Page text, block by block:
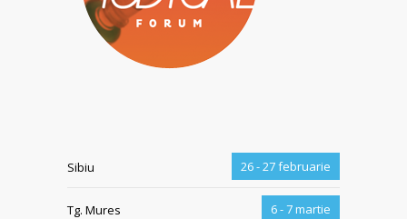
Sibiu 26 - 27 februarie
Tg. Mures 6 - 7 martie